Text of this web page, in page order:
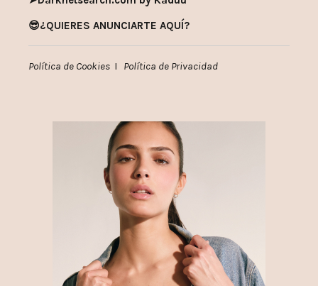
😎¿QUIERES ANUNCIARTE AQUÍ?
Política de Cookies I Política de Privacidad